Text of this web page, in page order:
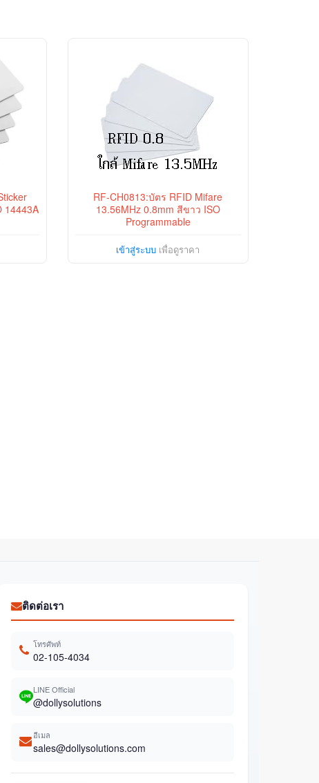
14443A
RF-CH0813:บัตร RFID Mifare
13.56MHz 0.8mm สีขาว ISO
Programmable
เข้าสู่ระบบ เพื่อดูราคา
ติดต่อเรา
โทรศัพท์
02-105-4034
LINE Official
@dollysolutions
อีเมล
sales@dollysolutions.com